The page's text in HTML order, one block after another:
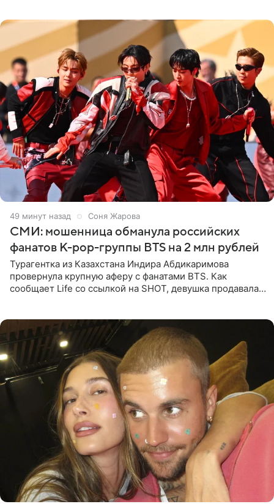
49 минут назад Соня Жарова
СМИ: мошенница обманула российских
фанатов K-pop-группы BTS на 2 млн рублей
Турагентка из Казахстана Индира Абдикаримова
провернула крупную аферу с фанатами BTS. Как
сообщает Life со ссылкой на SHOT, девушка продавала